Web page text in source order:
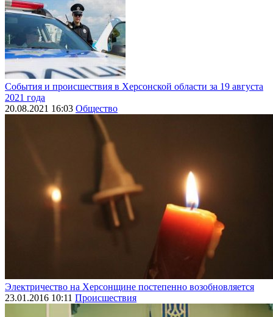
События и происшествия в Херсонской области за 19 августа
2021 года
20.08.2021 16:03 Общество
Электричество на Херсонщине постепенно возобновляется
23.01.2016 10:11 Происшествия